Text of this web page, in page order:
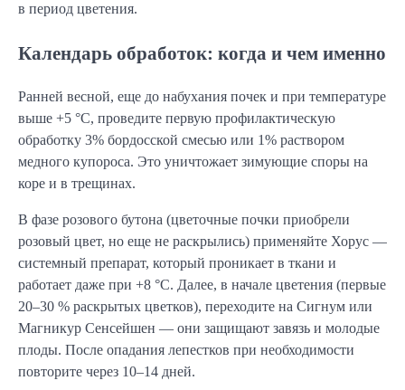
в период цветения.
Календарь обработок: когда и чем именно
Ранней весной, еще до набухания почек и при температуре
выше +5 °C, проведите первую профилактическую
обработку 3% бордосской смесью или 1% раствором
медного купороса. Это уничтожает зимующие споры на
коре и в трещинах.
В фазе розового бутона (цветочные почки приобрели
розовый цвет, но еще не раскрылись) применяйте Хорус —
системный препарат, который проникает в ткани и
работает даже при +8 °C. Далее, в начале цветения (первые
20–30 % раскрытых цветков), переходите на Сигнум или
Магникур Сенсейшен — они защищают завязь и молодые
плоды. После опадания лепестков при необходимости
повторите через 10–14 дней.